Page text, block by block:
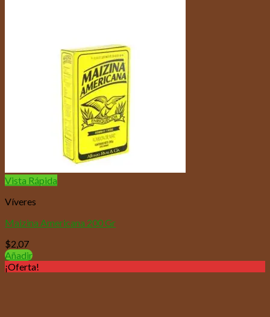
Vista Rápida
Víveres
Maizina Americana 200 Gr
$2,07
Añadir
¡Oferta!